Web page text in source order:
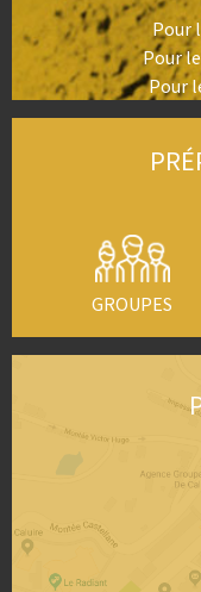
Pour
Pour
Pour
GROUPES